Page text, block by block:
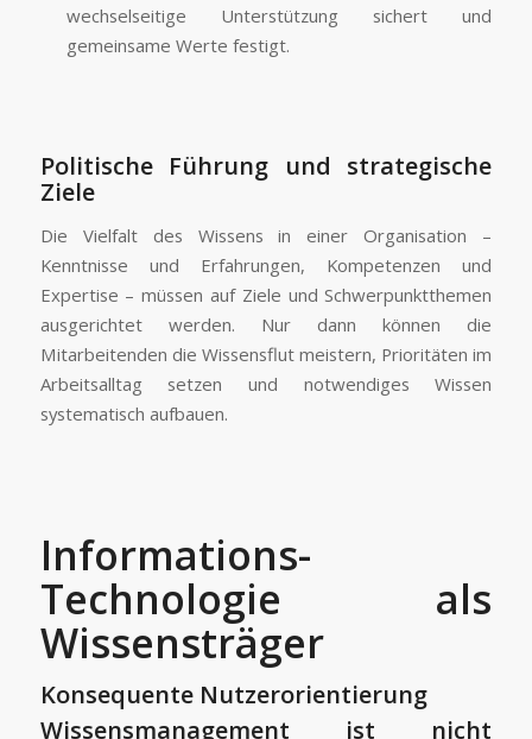
wechselseitige Unterstützung sichert und
gemeinsame Werte festigt.
Politische Führung und strategische
Ziele
Die Vielfalt des Wissens in einer Organisation –
Kenntnisse und Erfahrungen, Kompetenzen und
Expertise – müssen auf Ziele und Schwerpunktthemen
ausgerichtet werden. Nur dann können die
Mitarbeitenden die Wissensflut meistern, Prioritäten im
Arbeitsalltag setzen und notwendiges Wissen
systematisch aufbauen.
Informations-
Technologie als
Wissensträger
Konsequente Nutzerorientierung
Wissensmanagement ist nicht